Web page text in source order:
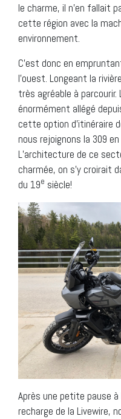
le charme, il n’en fallait
cette région avec la
environnement.
C’est donc en
l’ouest. Longeant la
très agréable à
énormément allégé
cette option d’itinéraire
nous rejoignons la 309
L’architecture de ce
charmée, on s’y croirait
du 19e siècle!
Après une petite pause à
recharge de la Livewire,